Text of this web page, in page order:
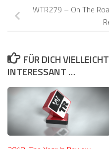
WTR279 – On The
FÜR DICH
INTERESSANT …